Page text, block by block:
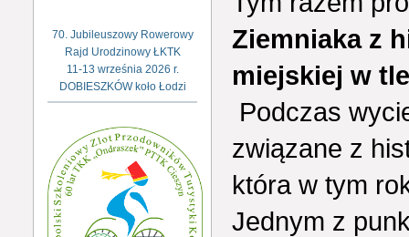
70. Jubileuszowy Rowerowy
Rajd Urodzinowy ŁKTK
11-13 września 2026 r.
DOBIESZKÓW koło Łodzi
Ziemniaka z
miejskiej w
Podczas
związane z
która w tym
Jednym z